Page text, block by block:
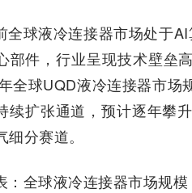
全球液冷连接器市场处于
部件，行业呈现技术壁垒
全球UQD液冷连接器市场
续扩张通道，预计逐年攀
细分赛道。
：全球液冷连接器市场规模